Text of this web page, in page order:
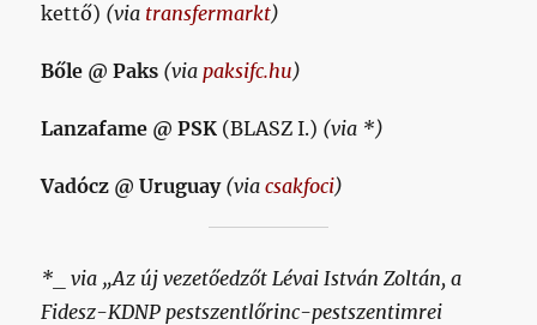
kettő) (via transfermarkt)
Bőle @ Paks (viapaksifc.hu)
Lanzafame @ PSK (BLASZ I.) (via *)
Vadócz @ Uruguay (viacsakfoci)
*_ via „Az új vezetőedzőt Lévai István Zoltán, a
Fidesz-KDNP pestszentlőrinc-pestszentimrei